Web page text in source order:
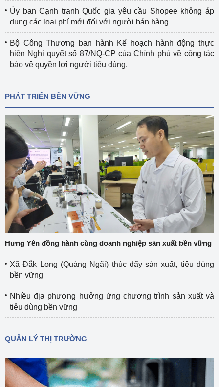
Ủy ban Cạnh tranh Quốc gia yêu cầu Shopee không áp
dụng các loại phí mới đối với người bán hàng
Bộ Công Thương ban hành Kế hoạch hành động thực
hiện Nghị quyết số 87/NQ-CP của Chính phủ về công tác
bảo vệ quyền lợi người tiêu dùng.
PHÁT TRIỂN BỀN VỮNG
Hưng Yên đồng hành cùng doanh nghiệp sản xuất bền vững
Xã Đắk Long (Quảng Ngãi) thúc đẩy sản xuất, tiêu dùng
bền vững
Nhiều địa phương hưởng ứng chương trình sản xuất và
tiêu dùng bền vững
QUẢN LÝ THỊ TRƯỜNG